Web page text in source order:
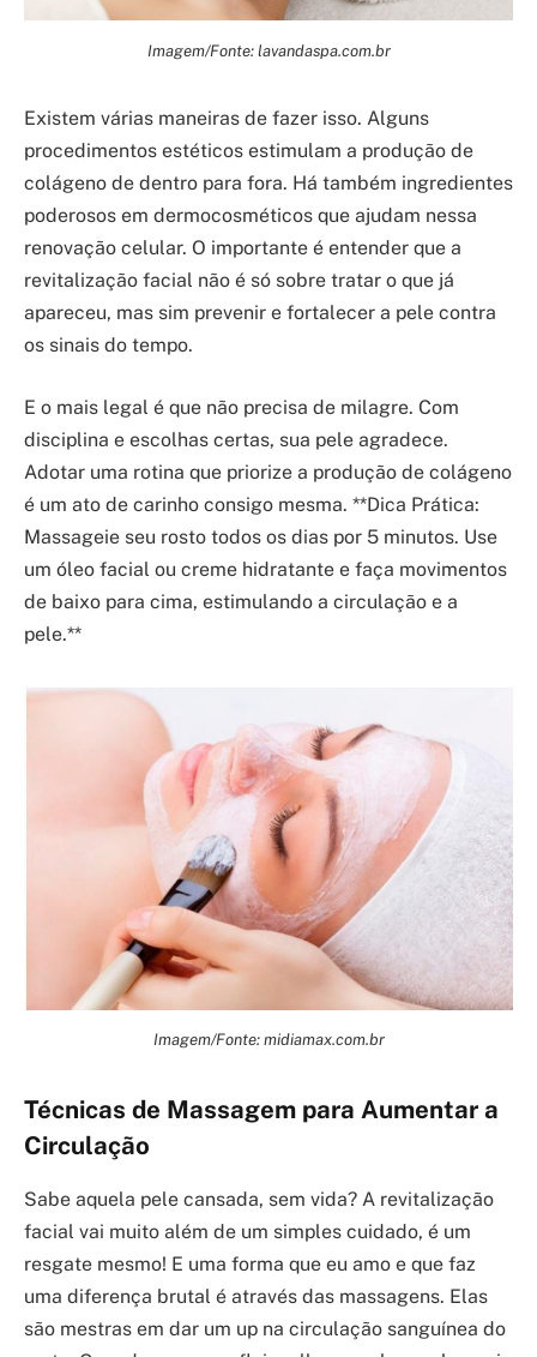
Imagem/Fonte: lavandaspa.com.br
Existem várias maneiras de fazer isso. Alguns
procedimentos estéticos estimulam a produção de
colágeno de dentro para fora. Há também ingredientes
poderosos em dermocosméticos que ajudam nessa
renovação celular. O importante é entender que a
revitalização facial não é só sobre tratar o que já
apareceu, mas sim prevenir e fortalecer a pele contra
os sinais do tempo.
E o mais legal é que não precisa de milagre. Com
disciplina e escolhas certas, sua pele agradece.
Adotar uma rotina que priorize a produção de colágeno
é um ato de carinho consigo mesma. **Dica Prática:
Massageie seu rosto todos os dias por 5 minutos. Use
um óleo facial ou creme hidratante e faça movimentos
de baixo para cima, estimulando a circulação e a
pele.**
Imagem/Fonte: midiamax.com.br
Técnicas de Massagem para Aumentar a
Circulação
Sabe aquela pele cansada, sem vida? A revitalização
facial vai muito além de um simples cuidado, é um
resgate mesmo! E uma forma que eu amo e que faz
uma diferença brutal é através das massagens. Elas
são mestras em dar um up na circulação sanguínea do